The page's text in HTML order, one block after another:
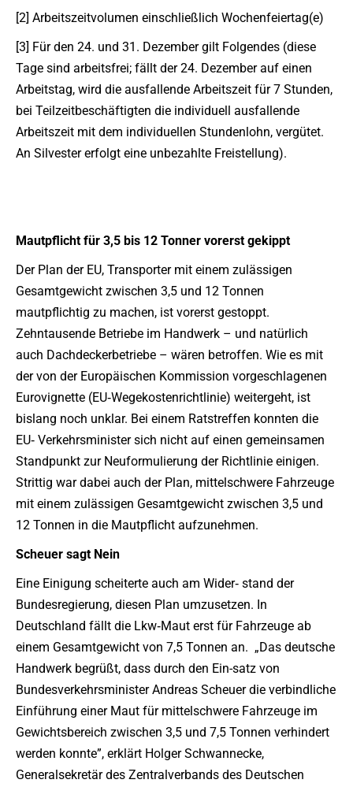
[2] Arbeitszeitvolumen einschließlich Wochenfeiertag(e)
[3] Für den 24. und 31. Dezember gilt Folgendes (diese
Tage sind arbeitsfrei; fällt der 24. Dezember auf einen
Arbeitstag, wird die ausfallende Arbeitszeit für 7 Stunden,
bei Teilzeitbeschäftigten die individuell ausfallende
Arbeitszeit mit dem individuellen Stundenlohn, vergütet.
An Silvester erfolgt eine unbezahlte Freistellung).
Mautpflicht für 3,5 bis 12 Tonner vorerst gekippt
Der Plan der EU, Transporter mit einem zulässigen
Gesamtgewicht zwischen 3,5 und 12 Tonnen
mautpflichtig zu machen, ist vorerst gestoppt.
Zehntausende Betriebe im Handwerk – und natürlich
auch Dachdeckerbetriebe – wären betroffen. Wie es mit
der von der Europäischen Kommission vorgeschlagenen
Eurovignette (EU‐Wegekostenrichtlinie) weitergeht, ist
bislang noch unklar. Bei einem Ratstreffen konnten die
EU‐ Verkehrsminister sich nicht auf einen gemeinsamen
Standpunkt zur Neuformulierung der Richtlinie einigen.
Strittig war dabei auch der Plan, mittelschwere Fahrzeuge
mit einem zulässigen Gesamtgewicht zwischen 3,5 und
12 Tonnen in die Mautpflicht aufzunehmen.
Scheuer sagt Nein
Eine Einigung scheiterte auch am Wider‐ stand der
Bundesregierung, diesen Plan umzusetzen. In
Deutschland fällt die Lkw‐Maut erst für Fahrzeuge ab
einem Gesamtgewicht von 7,5 Tonnen an. „Das deutsche
Handwerk begrüßt, dass durch den Ein-satz von
Bundesverkehrsminister Andreas Scheuer die verbindliche
Einführung einer Maut für mittelschwere Fahrzeuge im
Gewichtsbereich zwischen 3,5 und 7,5 Tonnen verhindert
werden konnte”, erklärt Holger Schwannecke,
Generalsekretär des Zentralverbands des Deutschen